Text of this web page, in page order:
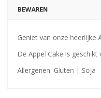
BEWAREN
Geniet van onze heerlijke
De Appel Cake is
Allergenen: Gluten | Soja